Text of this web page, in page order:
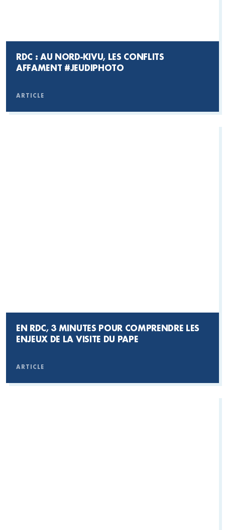
RDC : AU NORD-KIVU, LES CONFLITS
AFFAMENT #JEUDIPHOTO
ARTICLE
EN RDC, 3 MINUTES POUR COMPRENDRE LES
ENJEUX DE LA VISITE DU PAPE
ARTICLE